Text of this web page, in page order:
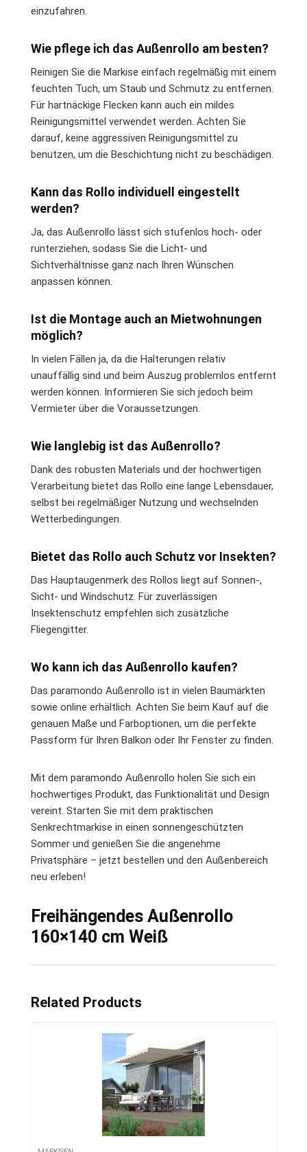
einzufahren.
Wie pflege ich das Außenrollo am besten?
Reinigen Sie die Markise einfach regelmäßig mit einem
feuchten Tuch, um Staub und Schmutz zu entfernen.
Für hartnäckige Flecken kann auch ein mildes
Reinigungsmittel verwendet werden. Achten Sie
darauf, keine aggressiven Reinigungsmittel zu
benutzen, um die Beschichtung nicht zu beschädigen.
Kann das Rollo individuell eingestellt
werden?
Ja, das Außenrollo lässt sich stufenlos hoch- oder
runterziehen, sodass Sie die Licht- und
Sichtverhältnisse ganz nach Ihren Wünschen
anpassen können.
Ist die Montage auch an Mietwohnungen
möglich?
In vielen Fällen ja, da die Halterungen relativ
unauffällig sind und beim Auszug problemlos entfernt
werden können. Informieren Sie sich jedoch beim
Vermieter über die Voraussetzungen.
Wie langlebig ist das Außenrollo?
Dank des robusten Materials und der hochwertigen
Verarbeitung bietet das Rollo eine lange Lebensdauer,
selbst bei regelmäßiger Nutzung und wechselnden
Wetterbedingungen.
Bietet das Rollo auch Schutz vor Insekten?
Das Hauptaugenmerk des Rollos liegt auf Sonnen-,
Sicht- und Windschutz. Für zuverlässigen
Insektenschutz empfehlen sich zusätzliche
Fliegengitter.
Wo kann ich das Außenrollo kaufen?
Das paramondo Außenrollo ist in vielen Baumärkten
sowie online erhältlich. Achten Sie beim Kauf auf die
genauen Maße und Farboptionen, um die perfekte
Passform für Ihren Balkon oder Ihr Fenster zu finden.
Mit dem paramondo Außenrollo holen Sie sich ein
hochwertiges Produkt, das Funktionalität und Design
vereint. Starten Sie mit dem praktischen
Senkrechtmarkise in einen sonnengeschützten
Sommer und genießen Sie die angenehme
Privatsphäre – jetzt bestellen und den Außenbereich
neu erleben!
Freihängendes Außenrollo
160×140 cm Weiß
Related Products